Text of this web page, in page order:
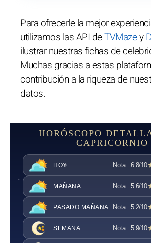
Para ofrecerle la mejor
utilizamos las API deTVMazey
ilustrar nuestras fichas de
Muchas gracias a estas
contribución a la riqueza de
datos.
HORÓSCOPO
CAPRICORNIO
HOY Nota : 6.8/10
MAÑANA Nota : 5.6/10
PASADO MAÑANA Nota : 5.2/10
SEMANA Nota : 5.9/10